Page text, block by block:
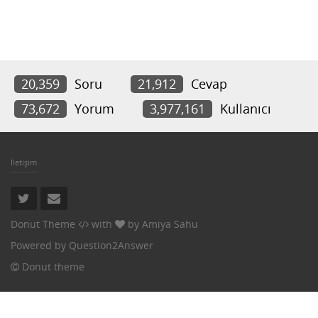
20,359 Soru 21,912
Cevap
73,672
Yorum 3,977,161 Kullanıcı
İletişim
Donut Theme with by Amiya Sahu
Powered by Question2Answer
Donut theme